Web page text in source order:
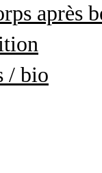
après
/ bio